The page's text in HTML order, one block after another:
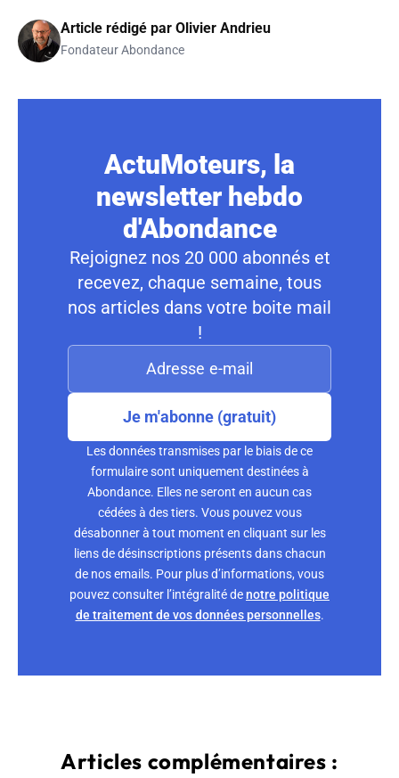
Article rédigé par Olivier Andrieu
Fondateur Abondance
ActuMoteurs, la
newsletter hebdo
d'Abondance
Rejoignez nos 20 000 abonnés et
recevez, chaque semaine, tous
nos articles dans votre boite mail
!
Je m'abonne (gratuit)
Les données transmises par le biais de ce
formulaire sont uniquement destinées à
Abondance. Elles ne seront en aucun cas
cédées à des tiers. Vous pouvez vous
désabonner à tout moment en cliquant sur les
liens de désinscriptions présents dans chacun
de nos emails. Pour plus d’informations, vous
pouvez consulter l’intégralité denotre politique
de traitement de vos données personnelles.
Articles complémentaires :